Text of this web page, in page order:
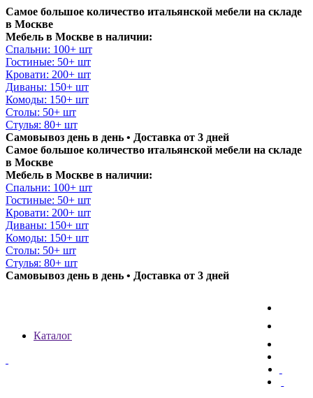
Самое большое количество итальянской мебели на складе
в Москве
Мебель в Москве в наличии:
Спальни: 100+ шт
Гостиные: 50+ шт
Кровати: 200+ шт
Диваны: 150+ шт
Комоды: 150+ шт
Столы: 50+ шт
Стулья: 80+ шт
Самовывоз день в день • Доставка от 3 дней
Самое большое количество итальянской мебели на складе
в Москве
Мебель в Москве в наличии:
Спальни: 100+ шт
Гостиные: 50+ шт
Кровати: 200+ шт
Диваны: 150+ шт
Комоды: 150+ шт
Столы: 50+ шт
Стулья: 80+ шт
Самовывоз день в день • Доставка от 3 дней
Каталог